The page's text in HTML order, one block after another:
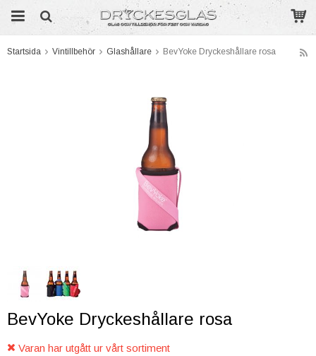
Startsida Vintillbehör Glashållare BevYoke Dryckeshållare rosa
BevYoke Dryckeshållare rosa
Varan har utgått ur vårt sortiment